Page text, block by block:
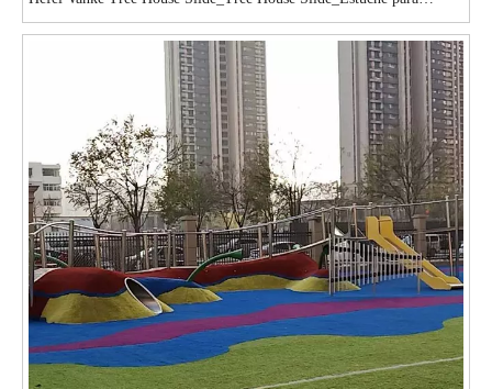
equipo de juegos al aire libre